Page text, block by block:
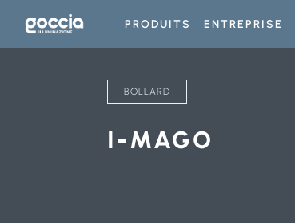
PRODUITS ENTREPRISE
BOLLARD
I-MAGO